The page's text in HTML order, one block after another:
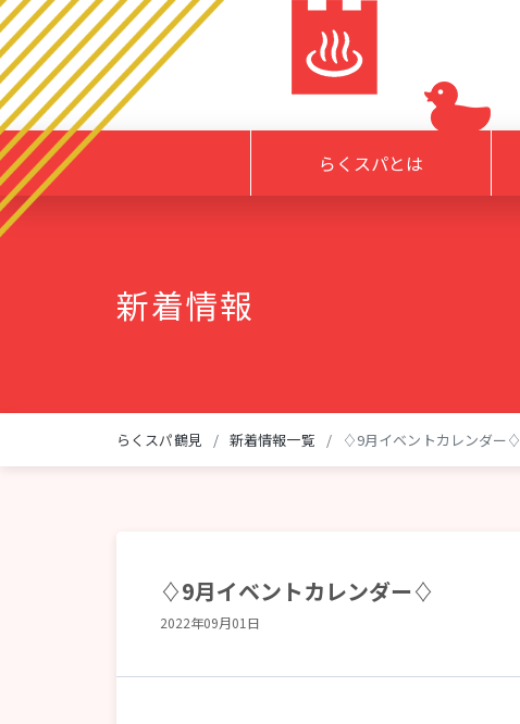
らくスパとは
新着情報
らくスパ鶴見 新着情報一覧 ♢9月イベントカレンダー♢
♢9月イベントカレンダー♢
2022年09月01日